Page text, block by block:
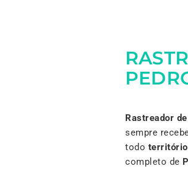
Rastreador
sempre
todo território
completo de